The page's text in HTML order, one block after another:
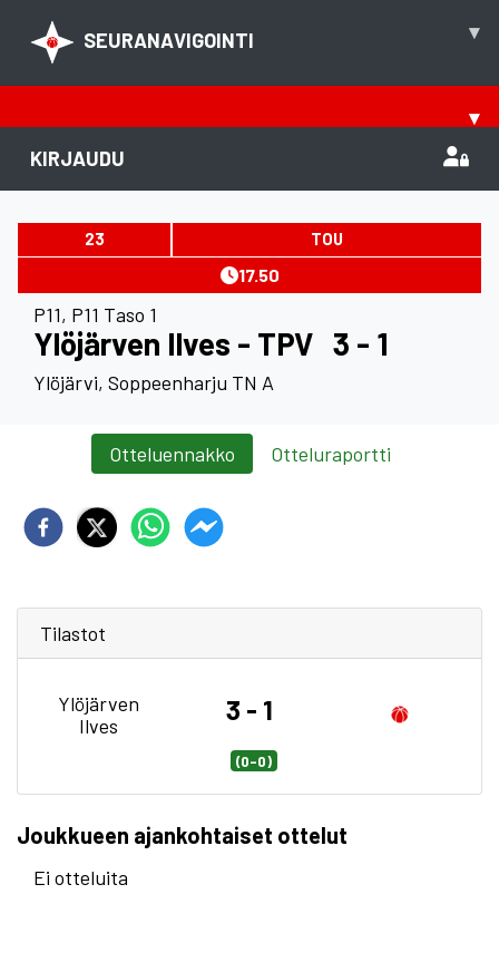
SEURANAVIGOINTI ▾
▾
KIRJAUDU
23 TOU
17.50
P11, P11 Taso 1
Ylöjärven Ilves - TPV 3 - 1
Ylöjärvi, Soppeenharju TN A
Otteluennakko Otteluraportti
Tilastot
Ylöjärven
Ilves
3 - 1
(0-0)
Joukkueen ajankohtaiset ottelut
Ei otteluita